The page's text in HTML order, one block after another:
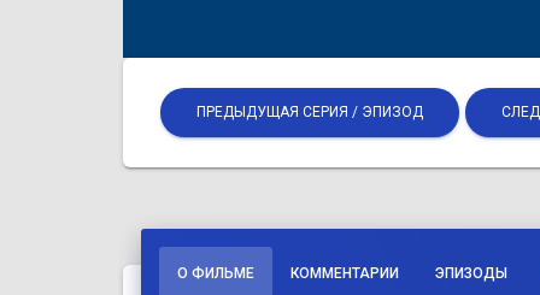
ПРЕДЫДУЩАЯ СЕРИЯ / ЭПИЗОД
О ФИЛЬМЕ КОММЕНТАРИИ ЭПИЗОДЫ